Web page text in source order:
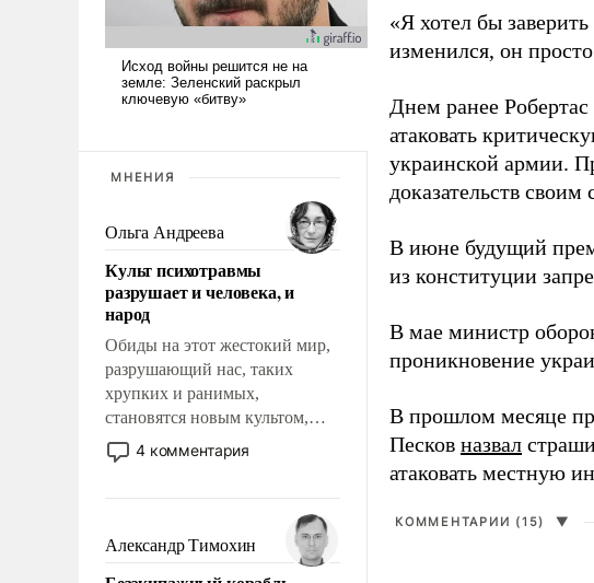
МНЕНИЯ
Ольга Андреева
Культ психотравмы
разрушает и человека, и
народ
Обиды на этот жестокий мир,
разрушающий нас, таких
хрупких и ранимых,
становятся новым культом,
постепенно вытесняя и
отменяя традиционное
мужественным и твердым под
ударами судьбы, брать на себя
ответственность, помогать
4 комментария
Александр Тимохин
«Я хотел бы
изменился, он
Днем ранее
атаковать
украинской армии.
доказательств своим
В июне будущий
из конституции
В мае министр
проникновение
В прошлом месяце
Песков назвал
атаковать местную
КОММЕНТАРИИ (15) ▼